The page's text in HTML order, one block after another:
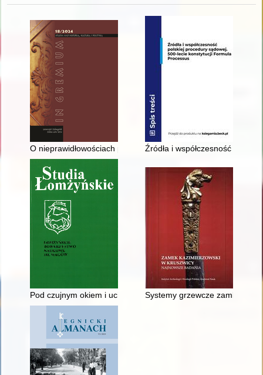
O nieprawidłowościach podczas auspicjów - wybrane
Źródła i współczesność
Pod czujnym okiem i uchem bezpieki : powojenne represje
Systemy grzewcze zamku